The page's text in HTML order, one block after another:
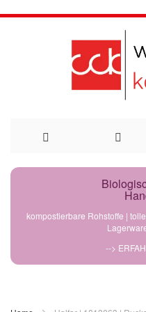
Direkt
kompostierbare Rohstoffe |
-->